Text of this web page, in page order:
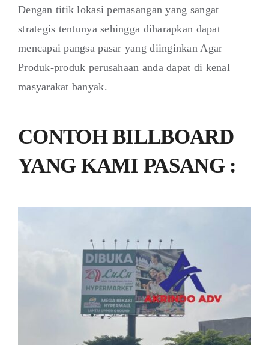
Dengan titik lokasi pemasangan yang sangat
strategis tentunya sehingga diharapkan dapat
mencapai pangsa pasar yang diinginkan Agar
Produk-produk perusahaan anda dapat di kenal
masyarakat banyak.
CONTOH BILLBOARD
YANG KAMI PASANG :